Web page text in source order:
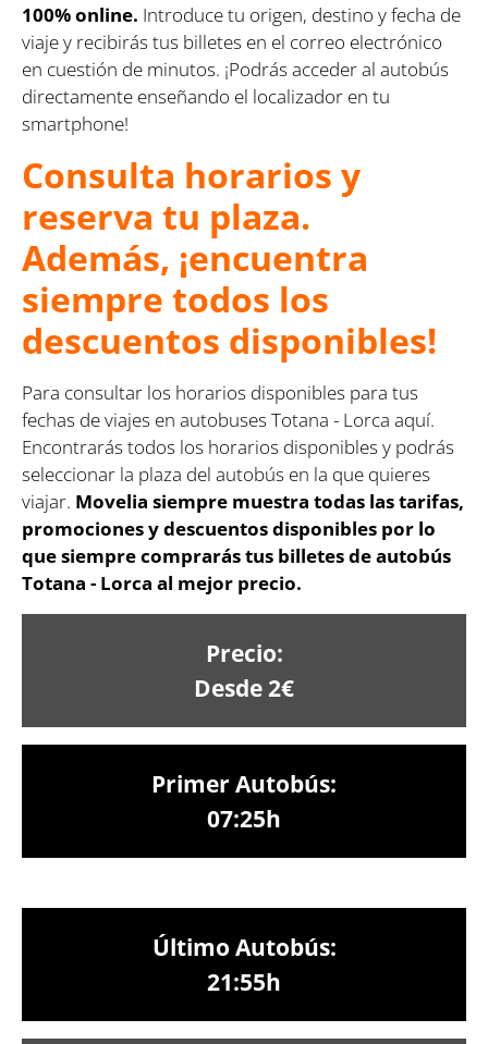
100% online. Introduce tu origen, destino y fecha de
viaje y recibirás tus billetes en el correo electrónico
en cuestión de minutos. ¡Podrás acceder al autobús
directamente enseñando el localizador en tu
smartphone!
Consulta horarios y
reserva tu plaza.
Además, ¡encuentra
siempre todos los
descuentos disponibles!
Para consultar los horarios disponibles para tus
fechas de viajes en autobuses Totana - Lorca aquí.
Encontrarás todos los horarios disponibles y podrás
seleccionar la plaza del autobús en la que quieres
viajar. Movelia siempre muestra todas las tarifas,
promociones y descuentos disponibles por lo
que siempre comprarás tus billetes de autobús
Totana - Lorca al mejor precio.
Precio:
Desde 2€
Primer Autobús:
07:25h
Último Autobús:
21:55h